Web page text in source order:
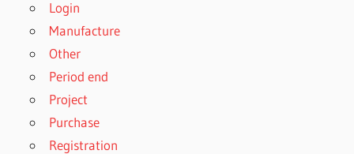
Login
Manufacture
Other
Period end
Project
Purchase
Registration